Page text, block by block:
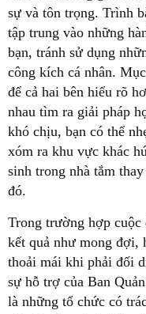
sự và tôn trọng. Trình
tập trung vào những
bạn, tránh sử dụng
công kích cá nhân.
để cả hai bên hiểu rõ
nhau tìm ra giải pháp
khó chịu, bạn có thể
xóm ra khu vực khác
sinh trong nhà tắm
đó.
Trong trường hợp
kết quả như mong đợi,
thoải mái khi phải đối
sự hỗ trợ của Ban
là những tổ chức có